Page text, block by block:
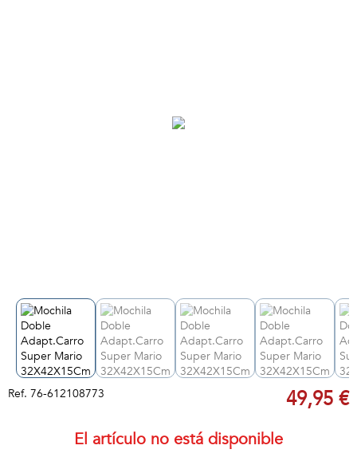
Ref. 76-612108773 49,95 €
El artículo no está disponible